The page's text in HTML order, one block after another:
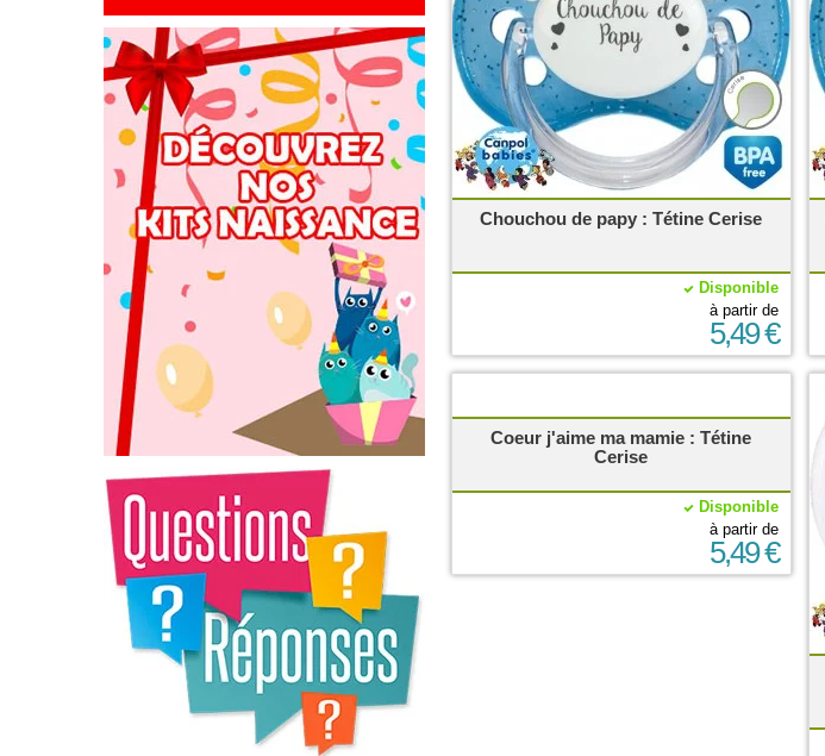
Chouchou de papy : Tétine Cerise
Disponible
à partir de
5,49 €
Coeur j'aime ma mamie : Tétine
Cerise
Disponible
à partir de
5,49 €